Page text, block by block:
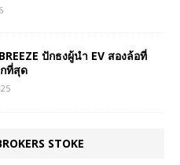
ปักธงผู้นำ EV สองล้อที่
ที่สุด
STOKE